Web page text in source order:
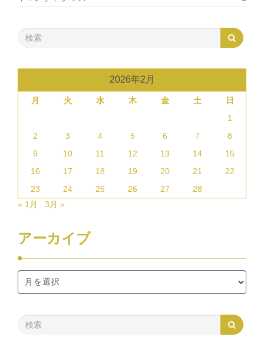
2026年2月
月 火 水 木 金 土
日
1
2
3 4 5 6 7
8
9
10 11 12 13 14
15
16
17 18 19 20 21
22
23
24 25 26 27
28
« 1月
3月 »
アーカイブ